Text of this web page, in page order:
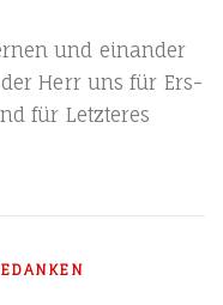
und ein­an­der
Herr uns für Ers­
für Letz­te­res